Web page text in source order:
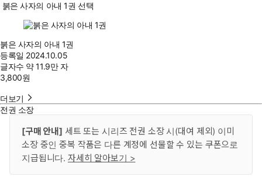
붉은 사자의 아내 1권 선택
붉은 사자의 아내 1권
등록일 2024.10.05
글자수 약 11.9만 자
3,800원
더보기
전권 소장
[구매 안내] 세트 또는 시리즈 전권 소장 시(대여 제외) 이미
소장 중인 중복 작품은 다른 계정에 선물할 수 있는 쿠폰으로
지급됩니다. 자세히 알아보기 >